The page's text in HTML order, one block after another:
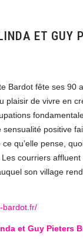
ET GUY
Bardot fête ses 90
plaisir de vivre en
positive
qu’elle pense,
courriers
son village
bardot.fr/